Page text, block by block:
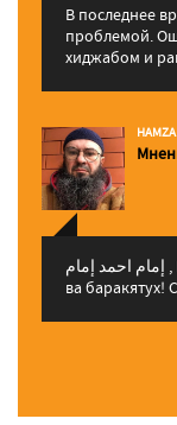
В последнее
проблемой.
хиджабом и
إمام احمد إمام , Ва алейкум ассалам ва рахматуЛлахи
ва баракятух!